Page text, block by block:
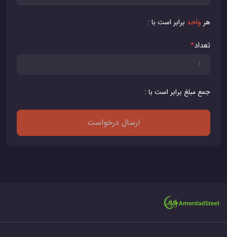
هر واحد برابر است با :
تعداد*
جمع مبلغ برابر است با :
ارسال درخواست